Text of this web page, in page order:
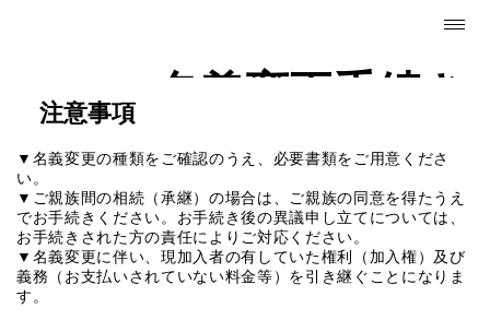
名義変更手続き
注意事項
▼名義変更の種類をご確認のうえ、必要書類をご用意くださ
い。
▼ご親族間の相続（承継）の場合は、ご親族の同意を得たうえ
でお手続きください。お手続き後の異議申し立てについては、
お手続きされた方の責任によりご対応ください。
▼名義変更に伴い、現加入者の有していた権利（加入権）及び
義務（お支払いされていない料金等）を引き継ぐことになりま
す。